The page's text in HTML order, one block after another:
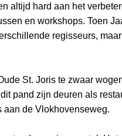
altijd hard aan het
en workshops. Toen
regisseurs,
St. Joris te zwaar
pand zijn deuren als
aan de Vlokhovenseweg.